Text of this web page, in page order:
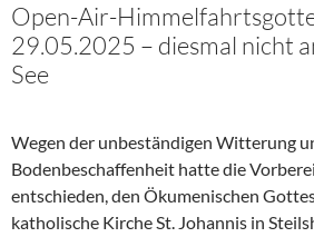
Open-Air-
29.05.2025 – diesmal nicht
See
Wegen der unbeständigen Witterung
Bodenbeschaffenheit hatte die
entschieden, den Ökumenischen
katholische Kirche St. Johannis in